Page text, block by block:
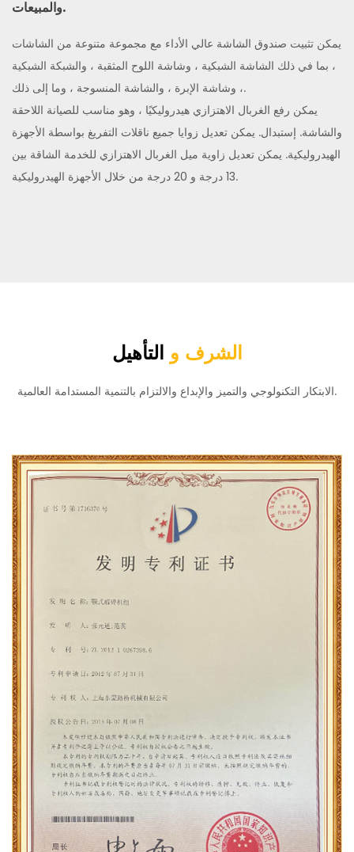
والمبيعات.
يمكن تثبيت صندوق الشاشة عالي الأداء مع مجموعة متنوعة من الشاشات
، بما في ذلك الشاشة الشبكية ، وشاشة اللوح المثقبة ، والشبكة الشبكية
، وشاشة الإبرة ، والشاشة المنسوجة ، وما إلى ذلك.
يمكن رفع الغربال الاهتزازي هيدروليكيًا ، وهو مناسب للصيانة اللاحقة
والشاشة. إستبدال. يمكن تعديل زوايا جميع ناقلات التفريغ بواسطة الأجهزة
الهيدروليكية. يمكن تعديل زاوية ميل الغربال الاهتزازي للخدمة الشاقة بين
13 درجة و 20 درجة من خلال الأجهزة الهيدروليكية.
الشرف و التأهيل
الابتكار التكنولوجي والتميز والإبداع والالتزام بالتنمية المستدامة العالمية.